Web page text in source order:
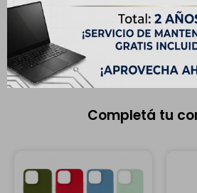
Memoria RAM
Completá tu